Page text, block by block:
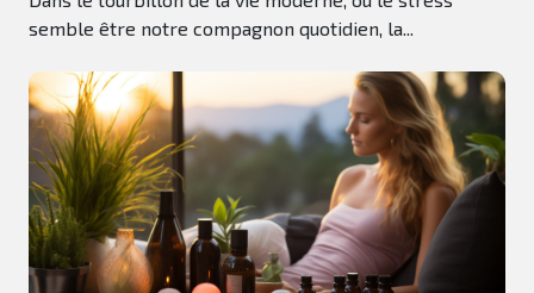
semble être notre compagnon quotidien, la...